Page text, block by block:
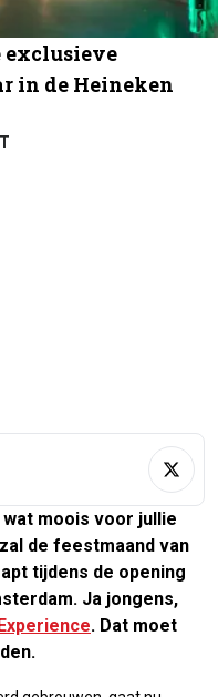
exclusieve
in de Heineken
wat moois voor jullie
de feestmaand van
tijdens de opening
Ja jongens,
. Dat moet